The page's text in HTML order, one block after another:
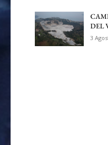
DEL
3